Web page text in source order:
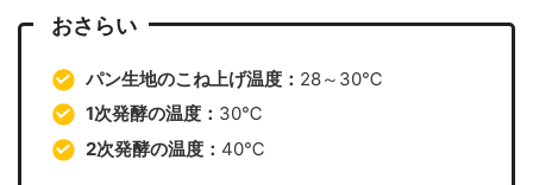
おさらい
パン生地のこね上げ温度： 28～30℃
1次発酵の温度： 30℃
2次発酵の温度： 40℃